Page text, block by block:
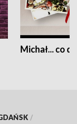
Michał... co
/